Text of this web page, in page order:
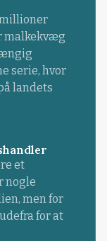
millioner
malkekvæg
serie, hvor
landets
et
nogle
men for
for at